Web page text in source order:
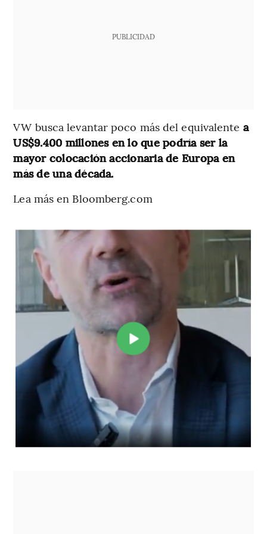
PUBLICIDAD
VW busca levantar poco más del equivalente a
US$9.400 millones en lo que podría ser la
mayor colocación accionaria de Europa en
más de una década.
Lea más en Bloomberg.com